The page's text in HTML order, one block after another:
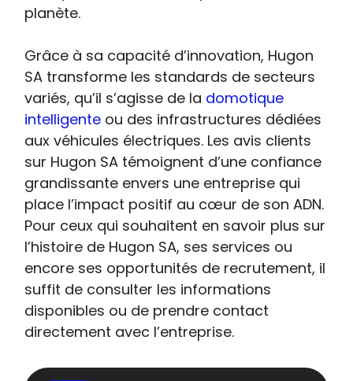
planète.
Grâce à sa capacité d’innovation, Hugon
SA transforme les standards de secteurs
variés, qu’il s’agisse de la domotique
intelligente ou des infrastructures dédiées
aux véhicules électriques. Les avis clients
sur Hugon SA témoignent d’une confiance
grandissante envers une entreprise qui
place l’impact positif au cœur de son ADN.
Pour ceux qui souhaitent en savoir plus sur
l’histoire de Hugon SA, ses services ou
encore ses opportunités de recrutement, il
suffit de consulter les informations
disponibles ou de prendre contact
directement avec l’entreprise.